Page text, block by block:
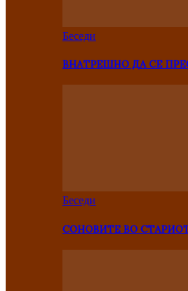
Беседи
ВНАТРЕШНО ДА СЕ
Беседи
СОНОВИТЕ ВО